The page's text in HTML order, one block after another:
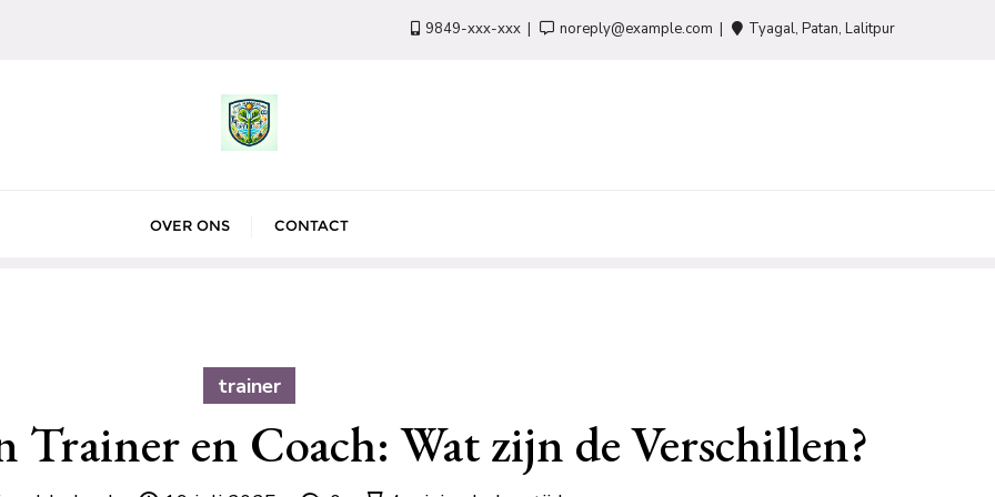
9849-xxx-xxx noreply@example.com Tyagal, Patan, Lalitpur
OVER ONS CONTACT
trainer
Trainer en Coach: Wat zijn de Verschillen?